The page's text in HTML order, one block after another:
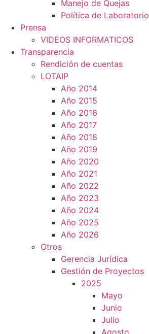
Manejo de Quejas
Política de Laboratorio
Prensa
VIDEOS INFORMATICOS
Transparencia
Rendición de cuentas
LOTAIP
Año 2014
Año 2015
Año 2016
Año 2017
Año 2018
Año 2019
Año 2020
Año 2021
Año 2022
Año 2023
Año 2024
Año 2025
Año 2026
Otros
Gerencia Jurídica
Gestión de Proyectos
2025
Mayo
Junio
Julio